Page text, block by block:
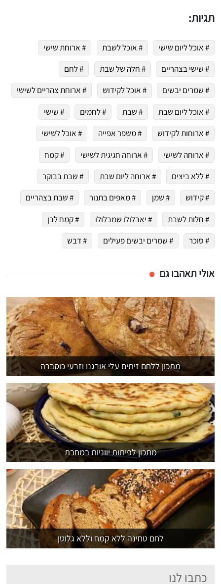
תגיות:
# אוכל ליום שישי # אוכל לשבת
# ארוחת שישי
# שישי בצהריים
# חלה של שבת
# לחם
# שמרים יבשים
# אוכל לקידוש
# ארוחת צהריים לשישי
# אוכל ליום שבת
# שבת # לחמים
# שישי
# ארוחות לקידוש
# משפר אפייה
# אוכל לשישי
# ארוחה לשישי
# ארוחה חגיגית לשישי
# קמח
# ללא ביצים
# ארוחה ליום שבת
# שבת בבוקר
# קידוש
# שמן # מאפים בתנור
# שבת בצהריים
# חלות לשבת
# יאבלולו שמבלולו
# קמח לבן
# סוכר
# שמרים יבשים פעילים # דבש
אולי תאהבו גם
מתכון ללחם זיתים עלי אורגנו וזרעי כוסברה
מתכון לפיתות יווניות במחבת
לחם טחינה ללא קמח וללא גלוטן
כתבו לנו